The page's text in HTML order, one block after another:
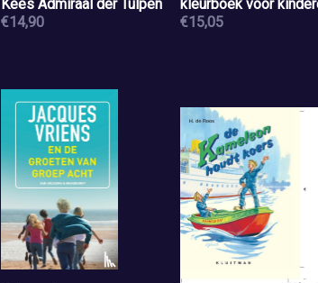
Kees Admiraal der Tulpen
€14,90
kleurboek voor
vanaf 5 jaar - Getallen
€15,05